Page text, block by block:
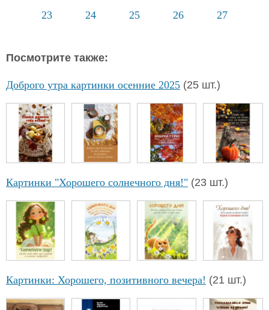
23 24 25 26 27
Посмотрите также:
Доброго утра картинки осенние 2025 (25 шт.)
Картинки "Хорошего солнечного дня!" (23 шт.)
Картинки: Хорошего, позитивного вечера! (21 шт.)